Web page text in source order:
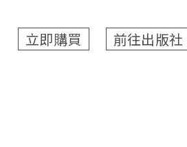
立即購買 前往出版社